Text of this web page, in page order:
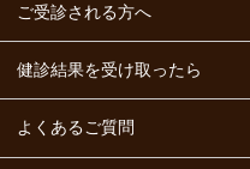
ご受診される方へ
健診結果を受け取ったら
よくあるご質問